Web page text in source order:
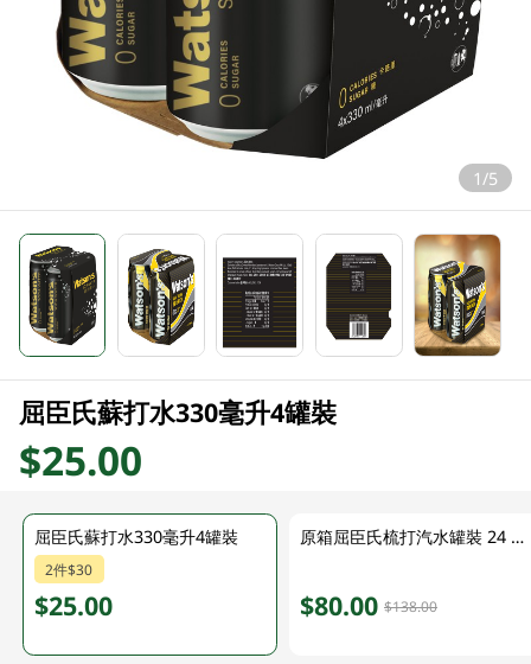
1/5
屈臣氏蘇打水330毫升4罐裝
$25.00
屈臣氏蘇打水330毫升4罐裝
2件$30
$25.00
原箱屈臣氏梳打汽水罐裝 24 X 330ML
$80.00 $138.00